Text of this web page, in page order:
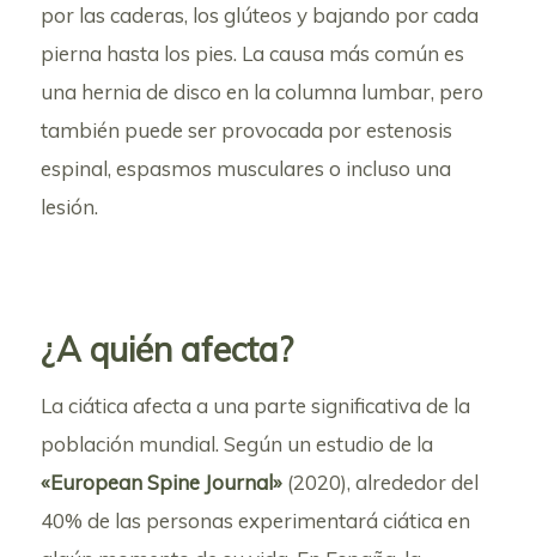
por las caderas, los glúteos y bajando por cada
pierna hasta los pies. La causa más común es
una hernia de disco en la columna lumbar, pero
también puede ser provocada por estenosis
espinal, espasmos musculares o incluso una
lesión.
¿A quién afecta?
La ciática afecta a una parte significativa de la
población mundial. Según un estudio de la
«European Spine Journal»(2020), alrededor del
40% de las personas experimentará ciática en